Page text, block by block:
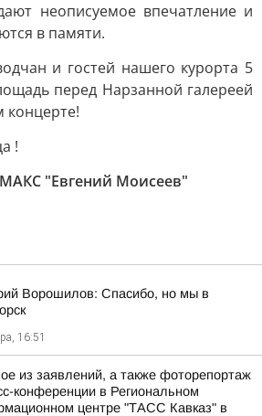
неописуемое впечатление и
в памяти.
и гостей нашего курорта 5
перед Нарзанной галереей
концерте!
!
"Евгений Моисеев"
Ворошилов: Спасибо, но мы в
16:51
из заявлений, а также фоторепортаж
конференции в Региональном
центре "ТАСС Кавказ" в